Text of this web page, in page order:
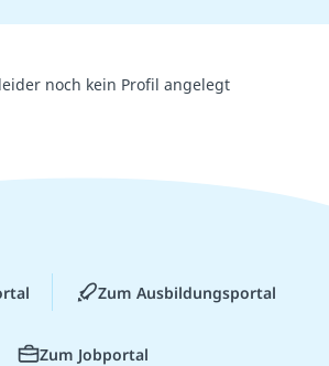
noch kein Profil angelegt
Zum Ausbildungsportal
Zum Jobportal